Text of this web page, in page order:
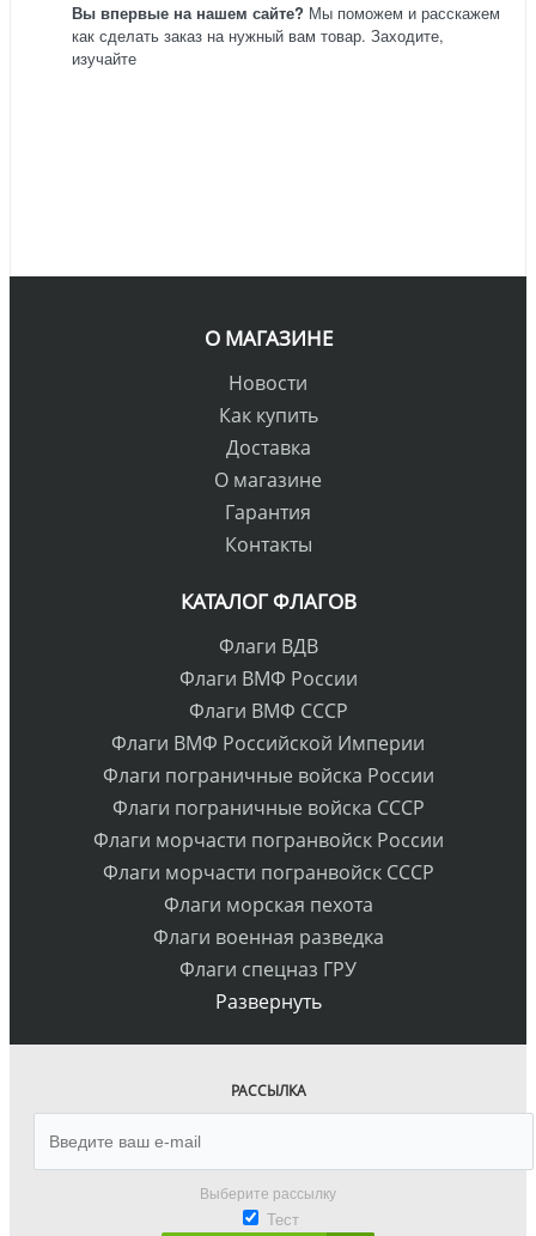
Вы впервые на нашем сайте? Мы поможем и расскажем
как сделать заказ на нужный вам товар. Заходите,
изучайте
О МАГАЗИНЕ
Новости
Как купить
Доставка
О магазине
Гарантия
Контакты
КАТАЛОГ ФЛАГОВ
Флаги ВДВ
Флаги ВМФ России
Флаги ВМФ СССР
Флаги ВМФ Российской Империи
Флаги пограничные войска России
Флаги пограничные войска СССР
Флаги морчасти погранвойск России
Флаги морчасти погранвойск СССР
Флаги морская пехота
Флаги военная разведка
Флаги спецназ ГРУ
Развернуть
РАССЫЛКА
Выберите рассылку
Тест